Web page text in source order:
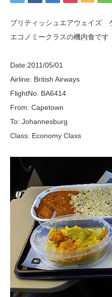
ブリティッシュエアウェイズ
エコノミークラスの機内食です
Date:2011/05/01
Airline: British Airways
FlightNo: BA6414
From: Capetown
To: Johannesburg
Class: Economy Class